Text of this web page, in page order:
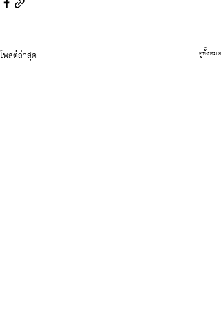
โพสต์ล่าสุด ดูทั้งหมด